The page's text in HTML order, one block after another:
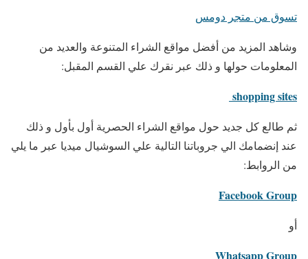
تسوق من متجر دومس
وشاهد المزيد من أفضل مواقع الشراء المتنوعة والعديد من
المعلومات حولها و ذلك عبر نقرك علي القسم المقبل:
shopping sites
ثم طالع كل جديد حول مواقع الشراء الحصرية أول بأول و ذلك
عند إنضمامك الي جروباتنا التالية علي السوشيال ميديا عبر ما يلي
من الروابط:
Facebook Group
أو
Whatsapp Group